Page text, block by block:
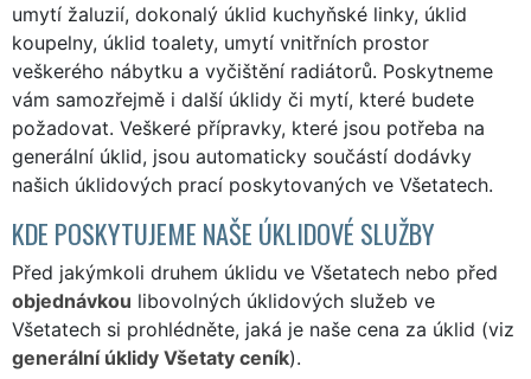
umytí žaluzií, dokonalý úklid kuchyňské linky, úklid
koupelny, úklid toalety, umytí vnitřních prostor
veškerého nábytku a vyčištění radiátorů. Poskytneme
vám samozřejmě i další úklidy či mytí, které budete
požadovat. Veškeré přípravky, které jsou potřeba na
generální úklid, jsou automaticky součástí dodávky
našich úklidových prací poskytovaných ve Všetatech.
KDE POSKYTUJEME NAŠE ÚKLIDOVÉ SLUŽBY
Před jakýmkoli druhem úklidu ve Všetatech nebo před
objednávkou libovolných úklidových služeb ve
Všetatech si prohlédněte, jaká je naše cena za úklid (viz
generální úklidy Všetaty ceník).